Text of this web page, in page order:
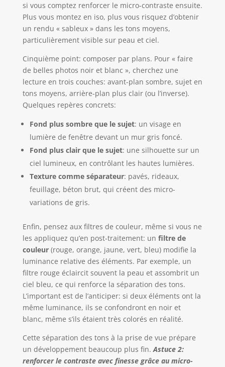
si vous comptez renforcer le micro-contraste ensuite.
Plus vous montez en iso, plus vous risquez d’obtenir
un rendu « sableux » dans les tons moyens,
particulièrement visible sur peau et ciel.
Cinquième point: composer par plans. Pour « faire
de belles photos noir et blanc », cherchez une
lecture en trois couches: avant-plan sombre, sujet en
tons moyens, arrière-plan plus clair (ou l’inverse).
Quelques repères concrets:
Fond plus sombre que le sujet: un visage en
lumière de fenêtre devant un mur gris foncé.
Fond plus clair que le sujet: une silhouette sur un
ciel lumineux, en contrôlant les hautes lumières.
Texture comme séparateur: pavés, rideaux,
feuillage, béton brut, qui créent des micro-
variations de gris.
Enfin, pensez aux filtres de couleur, même si vous ne
les appliquez qu’en post-traitement: un filtre de
couleur(rouge, orange, jaune, vert, bleu) modifie la
luminance relative des éléments. Par exemple, un
filtre rouge éclaircit souvent la peau et assombrit un
ciel bleu, ce qui renforce la séparation des tons.
L’important est de l’anticiper: si deux éléments ont la
même luminance, ils se confondront en noir et
blanc, même s’ils étaient très colorés en réalité.
Cette séparation des tons à la prise de vue prépare
un développement beaucoup plus fin.Astuce 2:
renforcer le contraste avec finesse grâce au micro-